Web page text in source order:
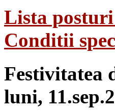
Lista posturi
Conditii
Festivitatea
luni,